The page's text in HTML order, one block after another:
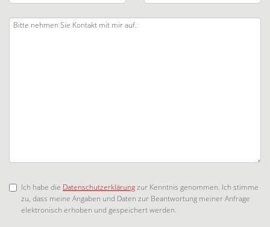
Ich habe die Datenschutzerklärungzur Kenntnis genommen. Ich stimme
zu, dass meine Angaben und Daten zur Beantwortung meiner Anfrage
elektronisch erhoben und gespeichert werden.